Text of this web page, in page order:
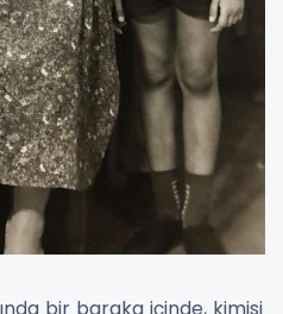
bir baraka içinde, kimisi